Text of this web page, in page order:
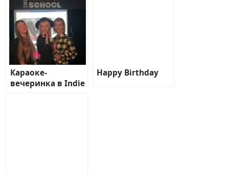
Караоке-
вечеринка в Indie
Happy Birthday